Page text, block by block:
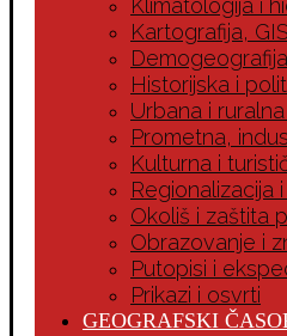
Klimatologija i
Kartografija,
Demogeografija
Historijska i
Urbana i
Prometna,
Kulturna i
Regionalizacija
Okoliš i zaštita
Obrazovanje i
Putopisi i
Prikazi i osvrti
GEOGRAFSKI